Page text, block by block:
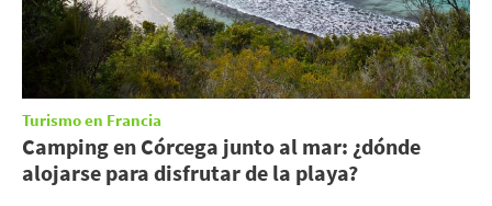
Turismo en Francia
Camping en Córcega junto al mar: ¿dónde
alojarse para disfrutar de la playa?